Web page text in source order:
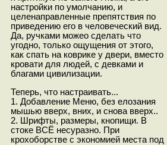
настройки по умолчанию, и
целенаправленные препятствия по
приведению его в человеческий вид.
Да, ручками можео сделать что
угодно, только ощущения от этого,
как спать на коврике у двери, вместо
кровати для людей, с девками и
благами цивилизации.
Теперь, что настраивать...
1. Добавление Меню, без елозания
мышью вверх, вних, и снова вверх..
2. Шрифты, размеры, кнопищи. В
стоке ВСЁ несуразно. При
крохоборстве с экономией места под